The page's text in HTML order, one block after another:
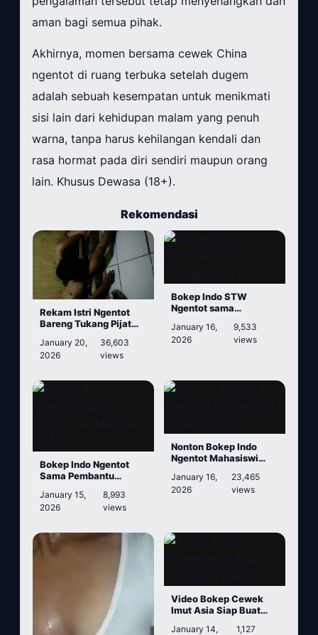
aman bagi semua pihak.
Akhirnya, momen bersama cewek China
ngentot di ruang terbuka setelah dugem
adalah sebuah kesempatan untuk menikmati
sisi lain dari kehidupan malam yang penuh
warna, tanpa harus kehilangan kendali dan
rasa hormat pada diri sendiri maupun orang
lain. Khusus Dewasa (18+).
Rekomendasi
Rekam Istri Ngentot
Bareng Tukang Pijat
January 20,
2026
36,603
views
Bokep Indo STW
Ngentot sama
January 16,
2026
9,533
views
Bokep Indo Ngentot
Sama Pembantu
January 15,
2026
8,993
views
Nonton Bokep Indo
Ngentot Mahasiswi
January 16,
2026
23,465
views
Video Bokep Cewek
Imut Asia Siap Buat
January 14,
1,127